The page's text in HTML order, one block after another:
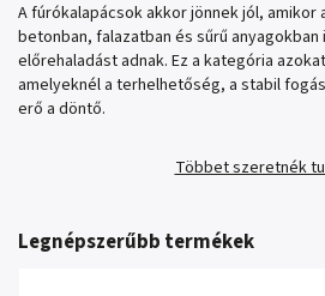
A fúrókalapácsok akkor jönnek jól, amikor
betonban, falazatban és sűrű
előrehaladást adnak. Ez a kategória
amelyeknél a terhelhetőség, a stabil
erő a döntő.
Többet szeretnék
Legnépszerűbb termékek